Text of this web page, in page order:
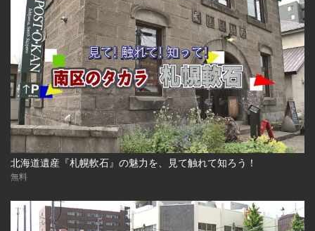
北海道遺産『札幌軟石』の魅力を、見て触れて知ろう！
無料